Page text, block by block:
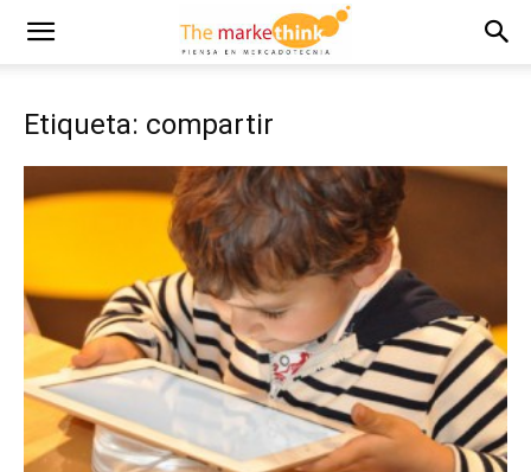
Etiqueta: compartir